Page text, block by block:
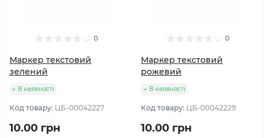
0
Маркер текстовий
зелений
В наявності
Код товару: ЦБ-00042227
10.00 грн
0
Маркер текстовий
рожевий
В наявності
Код товару: ЦБ-00042229
10.00 грн